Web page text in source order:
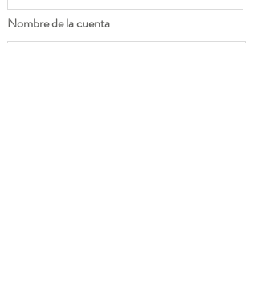
Nombre de la cuenta